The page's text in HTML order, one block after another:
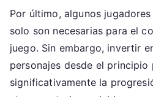
Por último, algunos
solo son necesarias para el
juego. Sin embargo, invertir
personajes desde el
significativamente la